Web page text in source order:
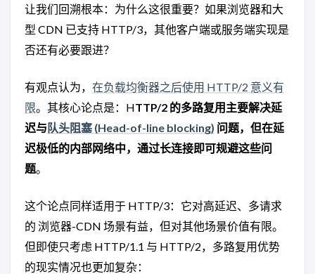
让我们回溯根本：为什么这很重要？如果浏览器和大
型 CDN 已支持 HTTP/3，其他客户端或服务端实现是
否还有必要跟进？
有观点认为， 在负载均衡器之后使用 HTTP/2 意义有
限。其核心论点是：HTTP/2 的多路复用主要解决延
迟与队头阻塞 (Head-of-line blocking) 问题，但在延
迟极低的内部网络中，通过长连接即可规避这些问
题。
这个论点同样适用于 HTTP/3：它对高延迟、多请求
的 浏览器-CDN 场景有益，但对其他场景价值有限。
但即使只考虑 HTTP/1.1 与 HTTP/2，多路复用优势
的现实情况也更加复杂：